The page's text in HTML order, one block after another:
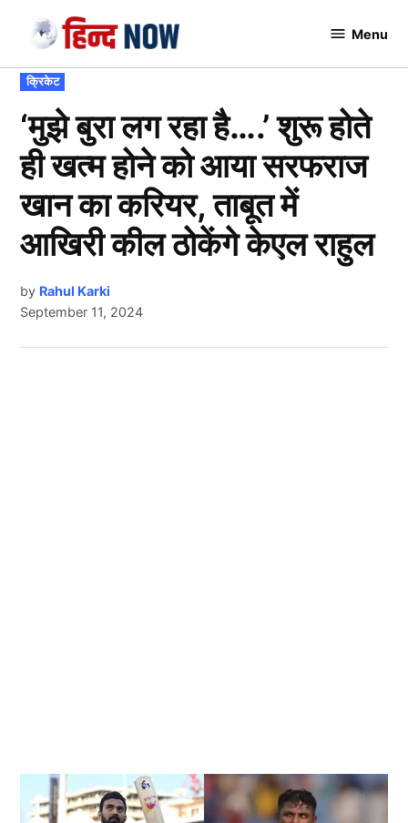
content
Menu
POSTED
IN
क्रिकेट
‘मुझे बुरा लग रहा है….’ शुरू होते
ही खत्म होने को आया सरफराज
खान का करियर, ताबूत में
आखिरी कील ठोकेंगे केएल राहुल
by Rahul Karki
September 11, 2024